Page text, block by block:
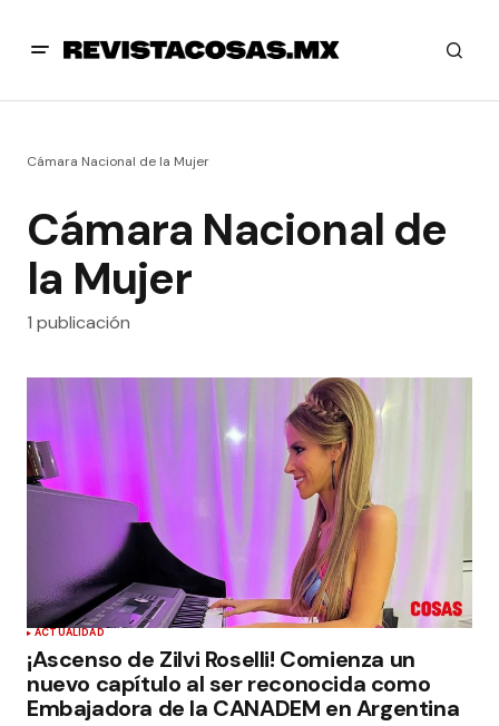
Cámara Nacional de la Mujer
Cámara Nacional de
la Mujer
1 publicación
ACTUALIDAD
¡Ascenso de Zilvi Roselli! Comienza un
nuevo capítulo al ser reconocida como
Embajadora de la CANADEM en Argentina